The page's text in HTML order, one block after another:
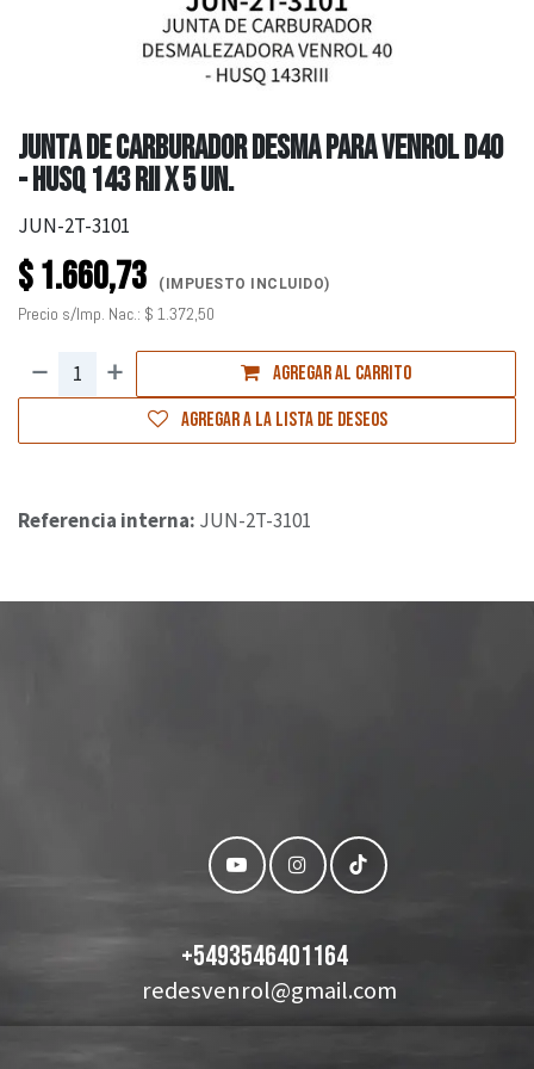
JUNTA DE CARBURADOR DESMA PARA VENROL D40
- HUSQ 143 RII X 5 UN.
JUN-2T-3101
$1.660,73 (IMPUESTO INCLUIDO)
Precio s/Imp. Nac.: $ 1.372,50
Agregar al carrito
Agregar a la lista de deseos
Referencia interna: JUN-2T-3101
+5493546401164
redesvenrol@gmail.com